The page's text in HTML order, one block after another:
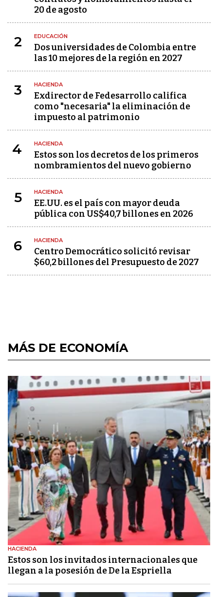
20 de agosto
2 EDUCACIÓN
Dos universidades de Colombia entre
las 10 mejores de la región en 2027
3 HACIENDA
Exdirector de Fedesarrollo califica
como "necesaria" la eliminación de
impuesto al patrimonio
4 HACIENDA
Estos son los decretos de los primeros
nombramientos del nuevo gobierno
5 HACIENDA
EE.UU. es el país con mayor deuda
pública con US$40,7 billones en 2026
6 HACIENDA
Centro Democrático solicitó revisar
$60,2 billones del Presupuesto de 2027
MÁS DE ECONOMÍA
HACIENDA
Estos son los invitados internacionales que
llegan a la posesión de De la Espriella